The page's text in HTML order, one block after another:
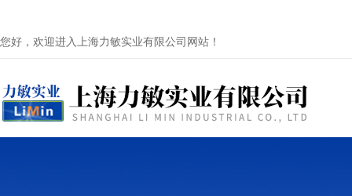
您好，欢迎进入上海力敏实业有限公司网站！